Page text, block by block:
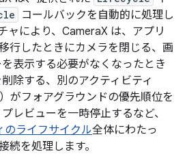
コールバックを自動的に処理し
ャにより、CameraX は、アプリ
行したときにカメラを閉じる、画
表示する必要がなくなったとき
除する、別のアクティビティ
がフォアグラウンドの優先順位を
レビューを一時停止するなど、
のライフサイクル全体にわたっ
続を処理します。